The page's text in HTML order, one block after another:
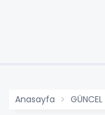
Anasayfa GÜNCEL